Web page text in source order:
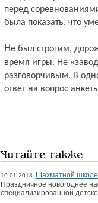
перед
была показать, что
Не был строгим, дорожил каждым словом, не стремился показать свою активность во
время игры. Не
разговорчивым. В
ответ на вопрос
Читайте также
10.01.2013
Шахматной
Праздничное новогоднее
специализированной